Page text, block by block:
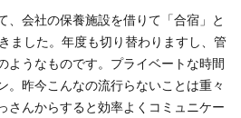
、会社の保養施設を借りて「合宿」と
ました。年度も切り替わりますし、管
ようなものです。プライベートな時間
。昨今こんなの流行らないことは重々
さんからすると効率よくコミュニケー